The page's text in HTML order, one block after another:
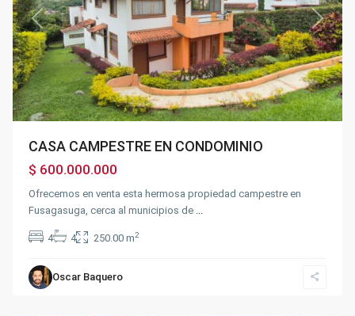
Previous Next
CASA CAMPESTRE EN CONDOMINIO
$ 600.000.000
Ofrecemos en venta esta hermosa propiedad campestre en
Fusagasuga, cerca al municipios de ...
4 4 250.00 m2
Oscar Baquero
Plana
Abajo
del
indio,
la
Querencia